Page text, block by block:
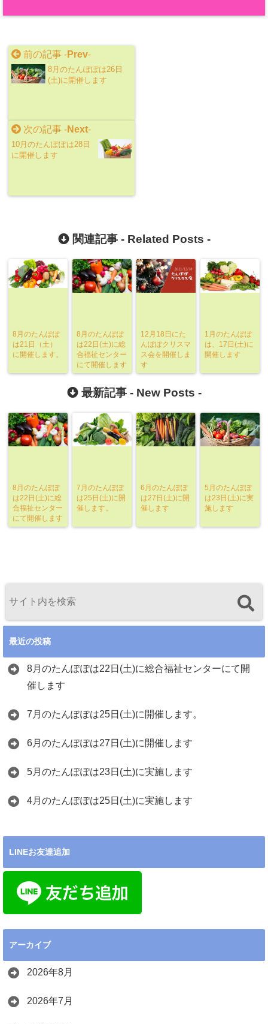
前の記事 -Prev-
8月のたんぽぽは26日
(土)に開催します
次の記事 -Next-
10月のたんぽぽは28日
に開催します
関連記事 - Related Posts -
8月のたんぽぽ
は21日（土）
に開催します。
8月のたんぽぽ
は22日(土)に総
合福祉センター
にて開催します
12月18日にた
んぽぽクリスマ
ス会を開催しま
す
1月のたんぽぽ
は、17日(土)に
開催します
最新記事 - New Posts -
8月のたんぽぽ
は22日(土)に総
合福祉センター
にて開催します
7月のたんぽぽ
は25日(土)に開
催します。
6月のたんぽぽ
は27日(土)に開
催します
5月のたんぽぽ
は23日(土)に実
施します
最近の投稿
8月のたんぽぽは22日(土)に総合福祉センターにて開
催します
7月のたんぽぽは25日(土)に開催します。
6月のたんぽぽは27日(土)に開催します
5月のたんぽぽは23日(土)に実施します
4月のたんぽぽは25日(土)に実施します
LINEお友達追加
アーカイブ
2026年8月
2026年7月